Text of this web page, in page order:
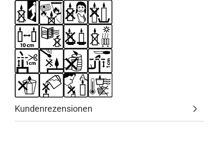
Kundenrezensionen